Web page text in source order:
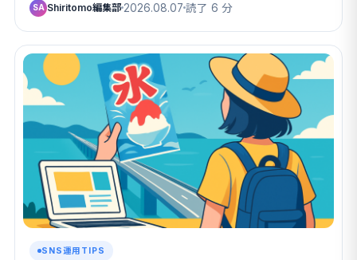
SA Shiritomo編集部 2026.08.07 読了 6 分
SNS運用TIPS